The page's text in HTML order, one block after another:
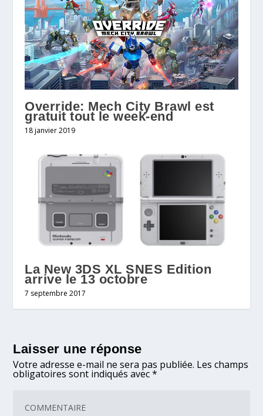
Override: Mech City Brawl est
gratuit tout le week-end
18 janvier 2019
La New 3DS XL SNES Edition
arrive le 13 octobre
7 septembre 2017
Laisser une réponse
Votre adresse e-mail ne sera pas publiée. Les champs
obligatoires sont indiqués avec*